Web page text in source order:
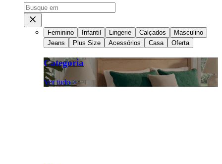
Feminino Infantil Lingerie Calçados
Masculino
Jeans
Plus Size Acessórios Casa Oferta
Categoria
Ver tudo >